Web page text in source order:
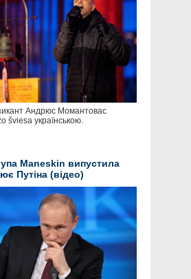
Андрюс Момантовас
šviesa українською.
Maneskin випустила
Путіна (відео)